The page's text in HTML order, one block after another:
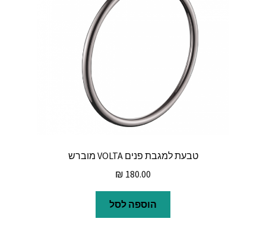
טבעת למגבת פנים VOLTA מוברש
₪ 180.00
הוספה לסל